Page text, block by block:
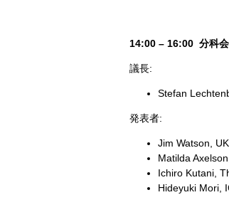
14:00 – 16:00 分科
議長:
Stefan
発表者:
Jim Watson,
Matilda
Ichiro Kutani,
Hideyuki Mori,